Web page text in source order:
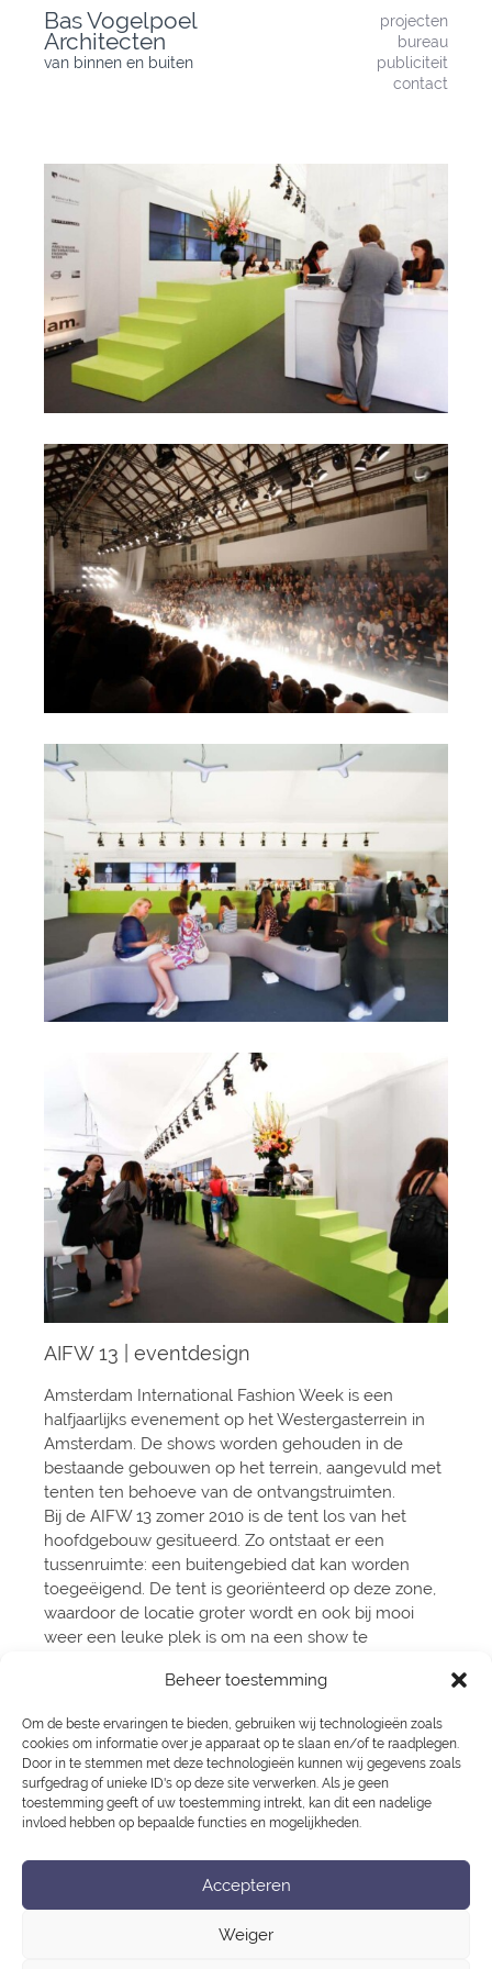
Beheer toestemming
Om de beste ervaringen te bieden, gebruiken wij technologieën zoals
cookies om informatie over je apparaat op te slaan en/of te raadplegen.
Door in te stemmen met deze technologieën kunnen wij gegevens zoals
surfgedrag of unieke ID's op deze site verwerken. Als je geen
toestemming geeft of uw toestemming intrekt, kan dit een nadelige
invloed hebben op bepaalde functies en mogelijkheden.
Accepteren
Weiger
content
Bas Vogelpoel
Architecten
van binnen en buiten
projecten
bureau
publiciteit
contact
AIFW 13 | eventdesign
Amsterdam International Fashion Week is een
halfjaarlijks evenement op het Westergasterrein in
Amsterdam. De shows worden gehouden in de
bestaande gebouwen op het terrein, aangevuld met
tenten ten behoeve van de ontvangstruimten.
Bij de AIFW 13 zomer 2010 is de tent los van het
hoofdgebouw gesitueerd. Zo ontstaat er een
tussenruimte: een buitengebied dat kan worden
toegeëigend. De tent is georiënteerd op deze zone,
waardoor de locatie groter wordt en ook bij mooi
weer een leuke plek is om na een show te
Voor de aankleding is gekozen voor een heldere
Door de voile bij het entree vangt de bezoeker een
glimp op van wat er zich binnen afspeelt. De DJ,
Food & Drinks en Coins zijn geplaatst achter een 20
meter lange bar. De theaterspots en de trappen aan
de uiteinden wekken de suggestie dat deze bar ook
Bericht